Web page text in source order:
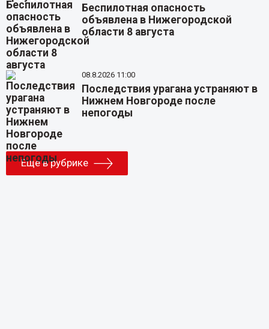
Беспилотная опасность
объявлена в Нижегородской
области 8 августа
08.8.2026 11:00
Последствия урагана устраняют в
Нижнем Новгороде после
непогоды
Еще в рубрике